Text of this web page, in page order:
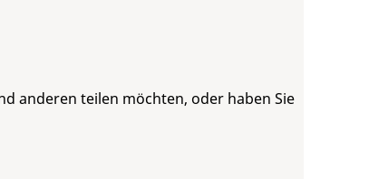
anderen teilen möchten, oder haben Sie